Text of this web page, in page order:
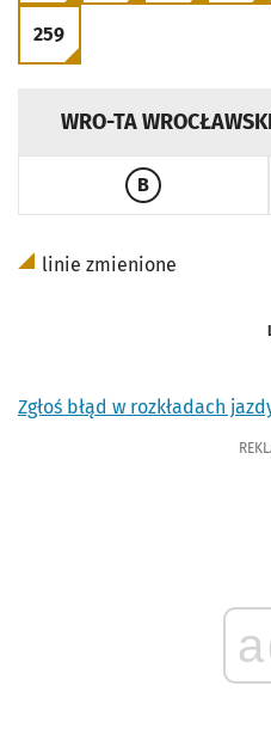
259PRZEJDŹ DO ROZKŁADU
WRO-TA
BPRZEJDŹ DO
linie zmienione
Zgłoś błąd w rozkładach